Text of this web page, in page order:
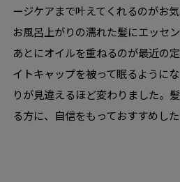
ージケアまで叶えてくれるのがお気
お風呂上がりの濡れた髪にエッセ
あとにオイルを重ねるのが最近の
イトキャップを被って眠るように
りが見違えるほど変わりました。
る方に、自信をもっておすすめした